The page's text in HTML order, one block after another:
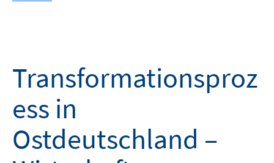
Transformationsproz
ess in
Ostdeutschland –